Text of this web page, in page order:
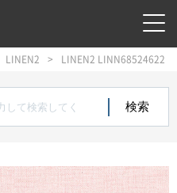
LINEN2 LINEN2 LINN68524622